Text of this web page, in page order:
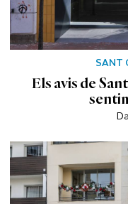
SANT
Els avis de